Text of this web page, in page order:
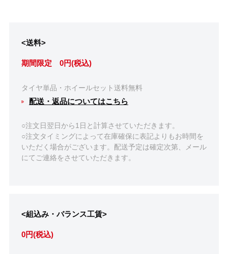
<送料>
期間限定 0円(税込)
タイヤ単品・ホイールセット送料無料
配送・返品についてはこちら
○注文日翌日から1日と計算させていただきます。
○注文タイミングによって在庫確保に表記よりもお時間を
いただく場合がございます。配送予定は確定次第、メール
にてご連絡をさせていただきます。
<組込み・バランス工賃>
0円(税込)